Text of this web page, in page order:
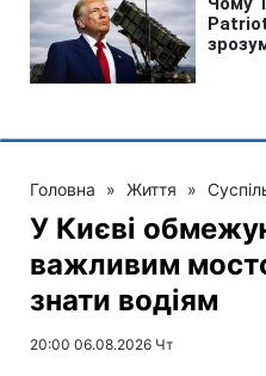
Головна » Життя »
У Києві
важливим
знати водіям
20:00 06.08.2026 Чт